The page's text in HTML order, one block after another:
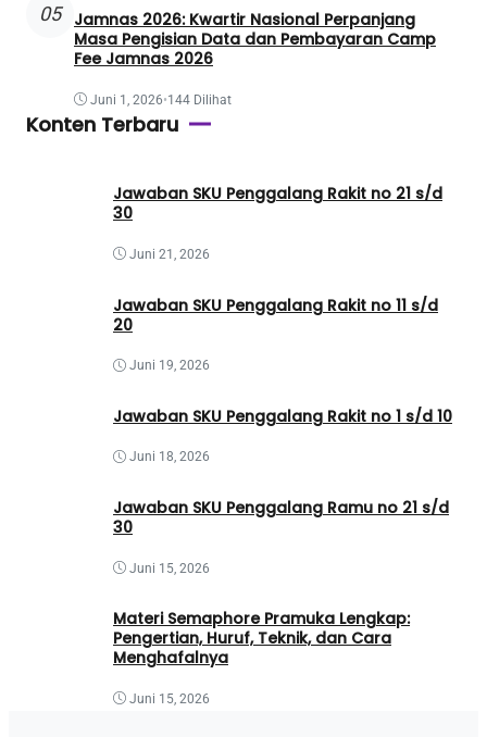
05
Jamnas 2026: Kwartir Nasional Perpanjang
Masa Pengisian Data dan Pembayaran Camp
Fee Jamnas 2026
Juni 1, 2026•144 Dilihat
Konten Terbaru
Jawaban SKU Penggalang Rakit no 21 s/d
30
Juni 21, 2026
Jawaban SKU Penggalang Rakit no 11 s/d
20
Juni 19, 2026
Jawaban SKU Penggalang Rakit no 1 s/d 10
Juni 18, 2026
Jawaban SKU Penggalang Ramu no 21 s/d
30
Juni 15, 2026
Materi Semaphore Pramuka Lengkap:
Pengertian, Huruf, Teknik, dan Cara
Menghafalnya
Juni 15, 2026